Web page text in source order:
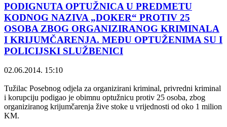
PODIGNUTA OPTUŽNICA U PREDMETU
KODNOG NAZIVA „DOKER“ PROTIV 25
OSOBA ZBOG ORGANIZIRANOG KRIMINALA
I KRIJUMČARENJA. MEĐU OPTUŽENIMA SU I
POLICIJSKI SLUŽBENICI
02.06.2014. 15:10
Tužilac Posebnog odjela za organizirani kriminal, privredni kriminal
i korupciju podigao je obimnu optužnicu protiv 25 osoba, zbog
organiziranog krijumčarenja žive stoke u vrijednosti od oko 1 milion
KM.